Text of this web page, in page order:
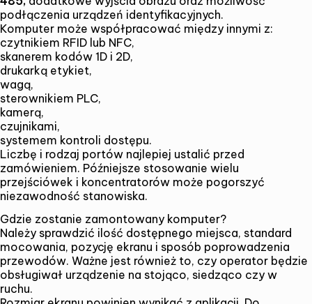
podłączenia urządzeń identyfikacyjnych.
Komputer może współpracować między innymi z:
czytnikiem RFID lub NFC,
skanerem kodów 1D i 2D,
drukarką etykiet,
wagą,
sterownikiem PLC,
kamerą,
czujnikami,
systemem kontroli dostępu.
Liczbę i rodzaj portów najlepiej ustalić przed
zamówieniem. Późniejsze stosowanie wielu
przejściówek i koncentratorów może pogorszyć
niezawodność stanowiska.
Gdzie zostanie zamontowany komputer?
Należy sprawdzić ilość dostępnego miejsca, standard
mocowania, pozycję ekranu i sposób poprowadzenia
przewodów. Ważne jest również to, czy operator będzie
obsługiwał urządzenie na stojąco, siedząco czy w
ruchu.